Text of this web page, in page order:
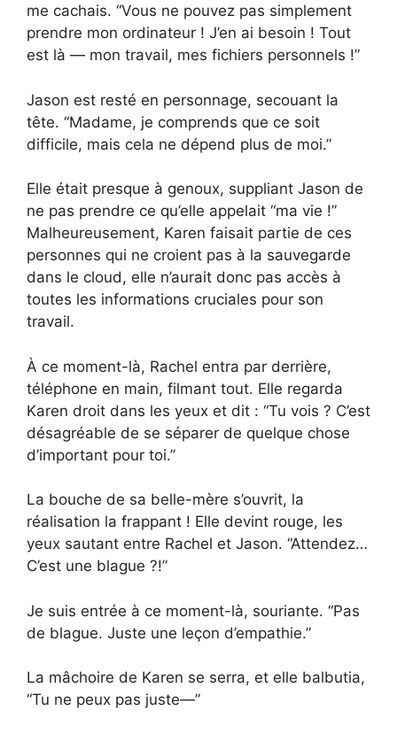
me cachais. “Vous ne pouvez pas simplement
prendre mon ordinateur ! J’en ai besoin ! Tout
est là — mon travail, mes fichiers personnels !”
Jason est resté en personnage, secouant la
tête. “Madame, je comprends que ce soit
difficile, mais cela ne dépend plus de moi.”
Elle était presque à genoux, suppliant Jason de
ne pas prendre ce qu’elle appelait “ma vie !”
Malheureusement, Karen faisait partie de ces
personnes qui ne croient pas à la sauvegarde
dans le cloud, elle n’aurait donc pas accès à
toutes les informations cruciales pour son
travail.
À ce moment-là, Rachel entra par derrière,
téléphone en main, filmant tout. Elle regarda
Karen droit dans les yeux et dit : “Tu vois ? C’est
désagréable de se séparer de quelque chose
d’important pour toi.”
La bouche de sa belle-mère s’ouvrit, la
réalisation la frappant ! Elle devint rouge, les
yeux sautant entre Rachel et Jason. “Attendez…
C’est une blague ?!”
Je suis entrée à ce moment-là, souriante. “Pas
de blague. Juste une leçon d’empathie.”
La mâchoire de Karen se serra, et elle balbutia,
“Tu ne peux pas juste—”